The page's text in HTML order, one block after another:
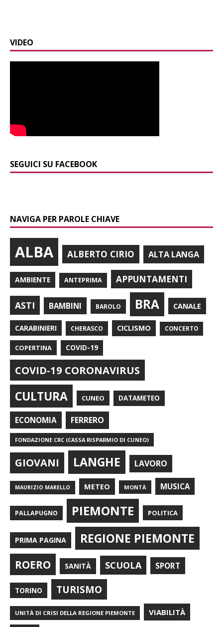
VIDEO
SEGUICI SU FACEBOOK
NAVIGA PER PAROLE CHIAVE
ALBA ALBERTO CIRIO ALTA LANGA
AMBIENTE ANTEPRIMA APPUNTAMENTI
ASTI BAMBINI BAROLO BRA CANALE
CARABINIERI CHERASCO CICLISMO CONCERTO
COPERTINA COVID-19
COVID-19 CORONAVIRUS
CULTURA CUNEO DATAMETEO
ECONOMIA FERRERO
FONDAZIONE CRC (CASSA RISPARMIO DI CUNEO)
GIOVANI LANGHE LAVORO
MAURIZIO MARELLO METEO MONTÀ MUSICA
PALLAPUGNO PIEMONTE POLITICA
PRIMA PAGINA REGIONE PIEMONTE
ROERO SANITÀ SCUOLA SPORT
TORINO TURISMO
UNITÀ DI CRISI DELLA REGIONE PIEMONTE VIABILITÀ